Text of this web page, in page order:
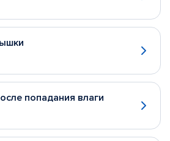
попадания влаги